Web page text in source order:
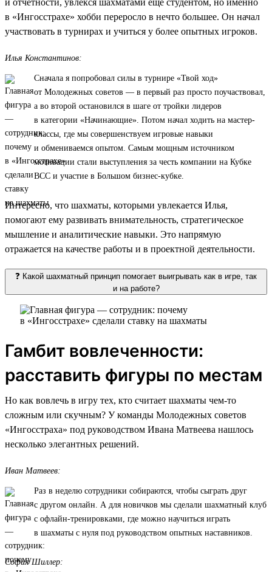
в «Ингосстрахе» хобби переросло в нечто большее. Он начал
участвовать в турнирах и учиться у более опытных игроков.
Илья Константинов:
Сначала я попробовал силы в турнире «Твой ход»
от Молодежных советов — в первый раз просто поучаствовал,
а во второй остановился в шаге от тройки лидеров
в категории «Начинающие». Потом начал ходить на мастер-
классы, где мы совершенствуем игровые навыки
и обмениваемся опытом. Самым мощным источником
мотивации стали выступления за честь компании на Кубке
ВСС и участие в Большом бизнес-кубке.
Интересно, что шахматы, которыми увлекается Илья,
помогают ему развивать внимательность, стратегическое
мышление и аналитические навыки. Это напрямую
отражается на качестве работы и в проектной деятельности.
❓ Какой шахматный принцип помогает выигрывать как в игре, так
и на работе?
Гамбит вовлеченности:
расставить фигуры по местам
Но как вовлечь в игру тех, кто считает шахматы чем-то
сложным или скучным? У команды Молодежных советов
«Ингосстраха» под руководством Ивана Матвеева нашлось
несколько элегантных решений.
Иван Матвеев:
Раз в неделю сотрудники собираются, чтобы сыграть друг
с другом онлайн. А для новичков мы сделали шахматный клуб
с офлайн-тренировками, где можно научиться играть
в шахматы с нуля под руководством опытных наставников.
София Шиллер: